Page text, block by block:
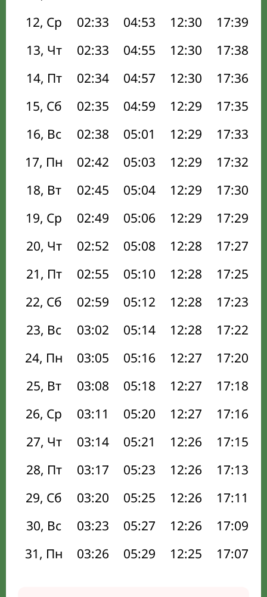
12, Ср
02:33 04:53 12:30 17:39
13, Чт
02:33 04:55 12:30 17:38
14, Пт
02:34 04:57 12:30 17:36
15, Сб
02:35 04:59 12:29 17:35
16, Вс
02:38 05:01 12:29 17:33
17, Пн
02:42 05:03 12:29 17:32
18, Вт
02:45 05:04 12:29 17:30
19, Ср
02:49 05:06 12:29 17:29
20, Чт
02:52 05:08 12:28 17:27
21, Пт
02:55 05:10 12:28 17:25
22, Сб
02:59 05:12 12:28 17:23
23, Вс
03:02 05:14 12:28 17:22
24, Пн
03:05 05:16 12:27 17:20
25, Вт
03:08 05:18 12:27 17:18
26, Ср
03:11 05:20 12:27 17:16
27, Чт
03:14 05:21 12:26 17:15
28, Пт
03:17 05:23 12:26 17:13
29, Сб
03:20 05:25 12:26 17:11
30, Вс
03:23 05:27 12:26 17:09
31, Пн
03:26 05:29 12:25 17:07